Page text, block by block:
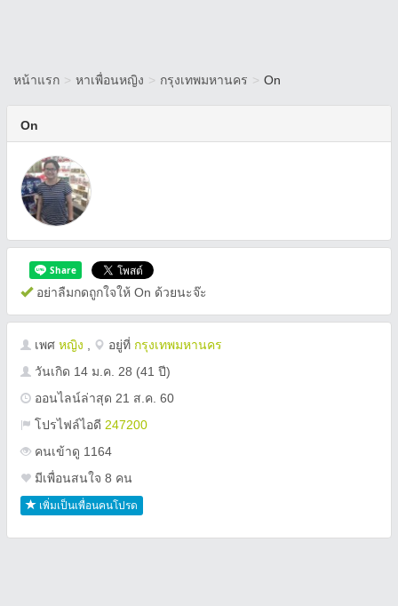
หน้าแรก > หาเพื่อนหญิง > กรุงเทพมหานคร > On
On
อย่าลืมกดถูกใจให้ On ด้วยนะจ๊ะ
เพศ หญิง อยู่ที่ กรุงเทพมหานคร
วันเกิด 14 ม.ค. 28 (41 ปี)
ออนไลน์ล่าสุด 21 ส.ค. 60
โปรไฟล์ไอดี 247200
คนเข้าดู 1164
มีเพื่อนสนใจ 8 คน
เพิ่มเป็นเพื่อนคนโปรด